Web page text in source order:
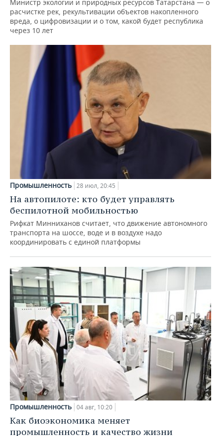
Министр экологии и природных ресурсов Татарстана — о
расчистке рек, рекультивации объектов накопленного
вреда, о цифровизации и о том, какой будет республика
через 10 лет
Промышленность 28 июл, 20:45
На автопилоте: кто будет управлять
беспилотной мобильностью
Рифкат Минниханов считает, что движение автономного
транспорта на шоссе, воде и в воздухе надо
координировать с единой платформы
Промышленность 04 авг, 10:20
Как биоэкономика меняет
промышленность и качество жизни